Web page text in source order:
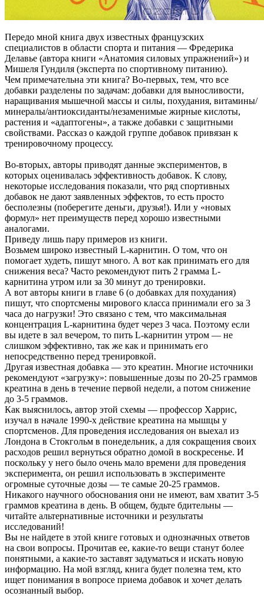
Передо мной книга двух известных французских
специалистов в области спорта и питания — Фредерика
Делавье (автора книги «Анатомия силовых упражнений») и
Мишеля Гундиля (эксперта по спортивному питанию).
Чем примечательна эти книга? Во-первых, тем, что все
добавки разделены по задачам: добавки для выносливости,
наращивания мышечной массы и силы, похудания, витамины/
минералы/антиоксиданты/незаменимые жирные кислоты,
растения и «адаптогены», а также добавки с защитными
свойствами. Рассказ о каждой группе добавок привязан к
тренировочному процессу.
Во-вторых, авторы приводят данные экспериментов, в
которых оценивалась эффективность добавок. К слову,
некоторые исследования показали, что ряд спортивных
добавок не дают заявленных эффектов, то есть просто
бесполезны (поберегите деньги, друзья!). Или у «новых
формул» нет преимуществ перед хорошо известными
аналогами.
Приведу лишь пару примеров из книги.
Возьмем широко известный L-карнитин. О том, что он
помогает худеть, пишут много. А вот как принимать его для
снижения веса? Часто рекомендуют пить 2 грамма L-
карнитина утром или за 30 минут до тренировки.
А вот авторы книги в главе 6 (о добавках для похудания)
пишут, что спортсмены мирового класса принимали его за 3
часа до нагрузки! Это связано с тем, что максимальная
концентрация L-карнитина будет через 3 часа. Поэтому если
вы идете в зал вечером, то пить L-карнитин утром — не
слишком эффективно, так же как и принимать его
непосредственно перед тренировкой.
Другая известная добавка — это креатин. Многие источники
рекомендуют «загрузку»: повышенные дозы по 20-25 граммов
креатина в день в течение первой недели, а потом снижение
до 3-5 граммов.
Как выяснилось, автор этой схемы — профессор Харрис,
изучал в начале 1990-х действие креатина на мышцы у
спортсменов. Для проведения исследования он выехал из
Лондона в Стокгольм в понедельник, а для сокращения своих
расходов решил вернуться обратно домой в воскресенье. И
поскольку у него было очень мало времени для проведения
эксперимента, он решил использовать в эксперименте
огромные суточные дозы — те самые 20-25 граммов.
Никакого научного обоснования они не имеют, вам хватит 3-5
граммов креатина в день. В общем, будьте бдительны —
читайте альтернативные источники и результаты
исследований!
Вы не найдете в этой книге готовых и однозначных ответов
на свои вопросы. Прочитав ее, какие-то вещи станут более
понятными, а какие-то заставят задуматься и искать новую
информацию. На мой взгляд, книга будет полезна тем, кто
ищет понимания в вопросе приема добавок и хочет делать
осознанный выбор.